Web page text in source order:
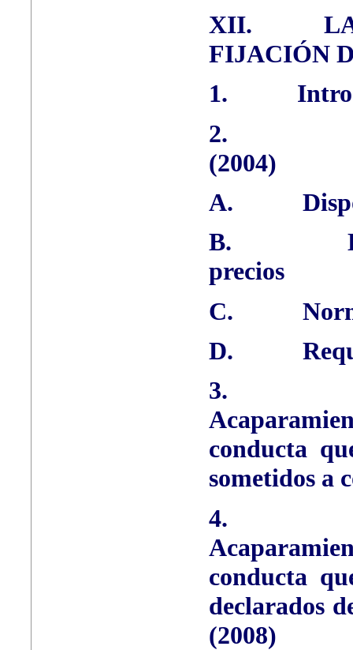
XII.
FIJACIÓN
1.
2.
(2004)
A.
B.
precios
C.
D.
3.
conducta
sometidos a
4.
conducta
declarados
(2008)